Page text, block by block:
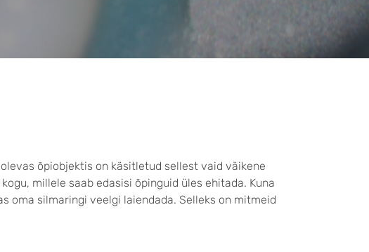
õpiobjektis on käsitletud sellest vaid väikene
millele saab edasisi õpinguid üles ehitada. Kuna
oma silmaringi veelgi laiendada. Selleks on mitmeid